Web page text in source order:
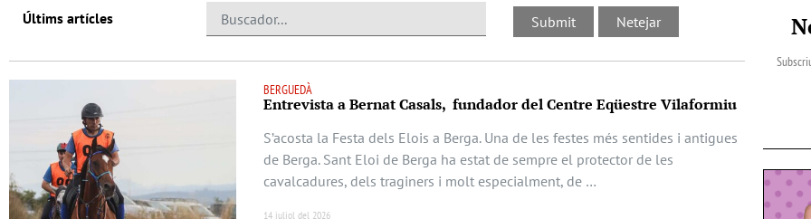
Últims artícles
BERGUEDÀ
Entrevista a Bernat Casals, fundador del Centre Eqüestre Vilaformiu
S’acosta la Festa dels Elois a Berga. Una de les festes més sentides i antigues
de Berga. Sant Eloi de Berga ha estat de sempre el protector de les
cavalcadures, dels traginers i molt especialment, de …
14 juliol del 2026